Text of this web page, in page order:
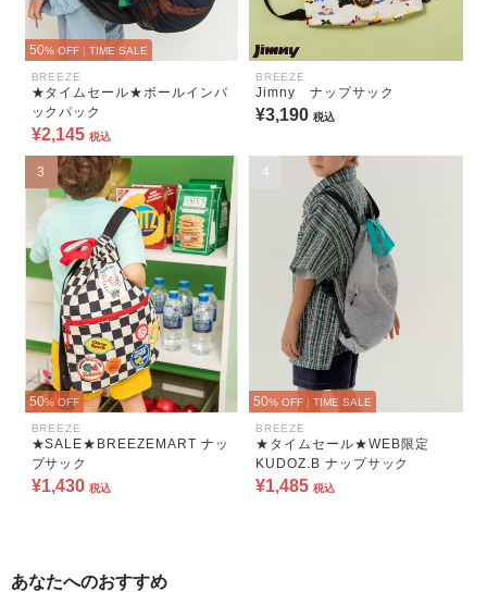
50% OFF | TIME SALE
BREEZE
★タイムセール★ボールインバ
ックパック
¥2,145 税込
BREEZE
Jimny ナップサック
¥3,190 税込
3
50% OFF
BREEZE
★SALE★BREEZEMART ナッ
プサック
¥1,430 税込
4
50% OFF | TIME SALE
BREEZE
★タイムセール★WEB限定
KUDOZ.B ナップサック
¥1,485 税込
あなたへのおすすめ